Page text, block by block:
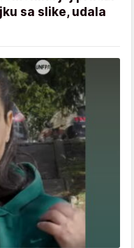
sa slike, udala